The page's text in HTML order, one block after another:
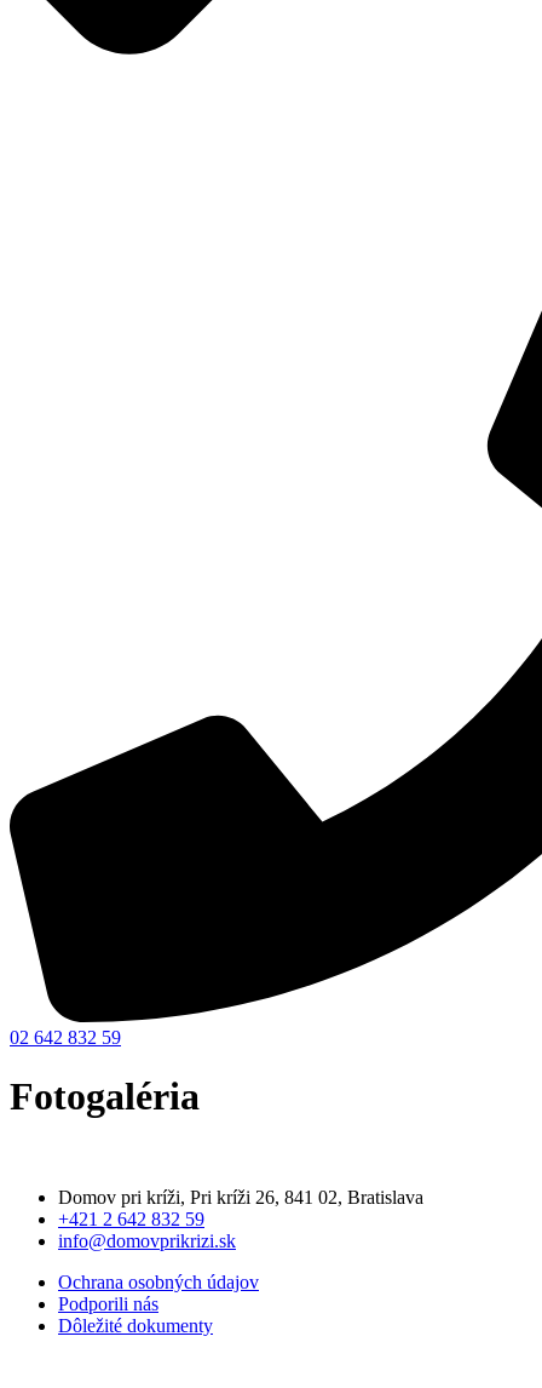
02 642 832 59
Fotogaléria
Domov pri kríži, Pri kríži 26, 841 02, Bratislava
+421 2 642 832 59
info@domovprikrizi.sk
Ochrana osobných údajov
Podporili nás
Dôležité dokumenty